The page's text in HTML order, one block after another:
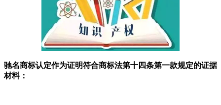
驰名商标认定作为证明符合商标法第十四条第一款规定的证据
材料：